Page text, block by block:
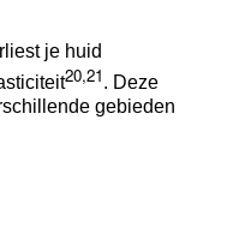
je huid
20,21. Deze
gebieden